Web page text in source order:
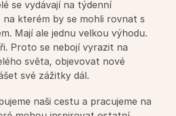
děti ZŠ
děti SŠ
se vydávají na týdenní
kterém by se mohli rovnat s
Mají ale jednu velkou výhodu.
Proto se nebojí vyrazit na
světa, objevovat nové
své zážitky dál.
naši cestu a pracujeme na